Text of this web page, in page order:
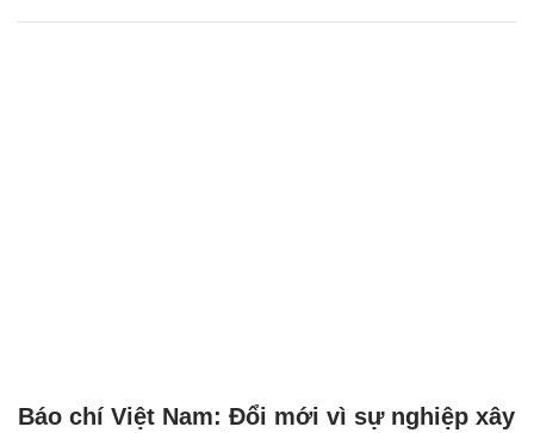
Báo chí Việt Nam: Đổi mới vì sự nghiệp xây